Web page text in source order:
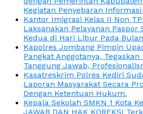
Kegiatan Penyebaran
Kantor Imigrasi Kelas II Non
Laksanakan Pelayanan Paspor
Kedua di Hari Libur Pada
Kapolres Jombang Pimpin
Pangkat Anggotanya, Tegaskan
Tanggung Jawab,
Kasatreskrim Polres Kediri
Laporan Masyarakat Secara
Dengan Ketentuan Hukum.
Kepala Sekolah SMKN 1 Kota
JAWAB DAN HAK KOREKSI